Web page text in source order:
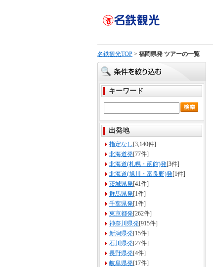
名鉄観光TOP > 福岡県発 ツアーの一覧
キーワード
出発地
指定なし [3,140件]
北海道発[77件]
北海道(札幌・函館)発[3件]
北海道(旭川・富良野)発[1件]
茨城県発[41件]
群馬県発[1件]
千葉県発[1件]
東京都発[262件]
神奈川県発[915件]
新潟県発[15件]
石川県発[27件]
長野県発[4件]
岐阜県発[17件]